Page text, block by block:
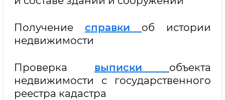
Получение справки об истории
недвижимости
Проверка выписки объекта
недвижимости с государственного
реестра кадастра